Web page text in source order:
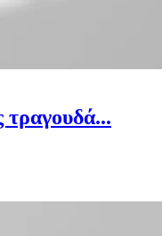
τραγουδά...